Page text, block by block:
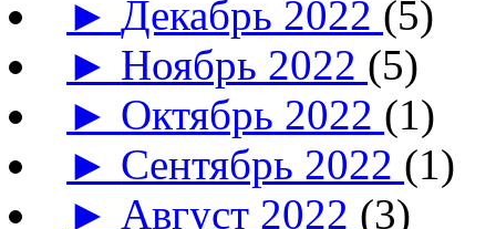
►Декабрь 2022 (5)
► Ноябрь 2022 (5)
► Октябрь 2022 (1)
► Сентябрь 2022 (1)
► Август 2022 (3)